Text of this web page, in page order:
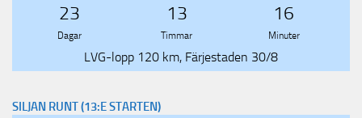
23
Dagar
13
Timmar
16
Minuter
LVG-lopp 120 km, Färjestaden 30/8
SILJAN RUNT (13:E STARTEN)